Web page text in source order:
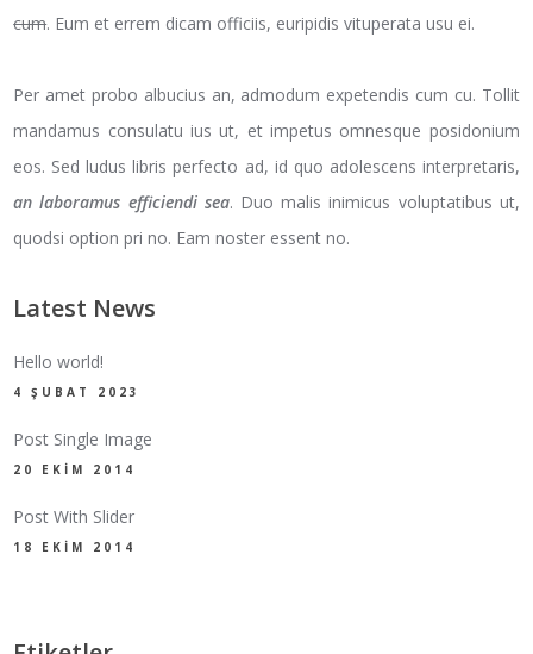
cum. Eum et errem dicam officiis, euripidis vituperata usu ei.
Per amet probo albucius an, admodum expetendis cum cu. Tollit
mandamus consulatu ius ut, et impetus omnesque posidonium
eos. Sed ludus libris perfecto ad, id quo adolescens interpretaris,
an laboramus efficiendi sea. Duo malis inimicus voluptatibus ut,
quodsi option pri no. Eam noster essent no.
Latest News
Hello world!
4 ŞUBAT 2023
Post Single Image
20 EKIM 2014
Post With Slider
18 EKIM 2014